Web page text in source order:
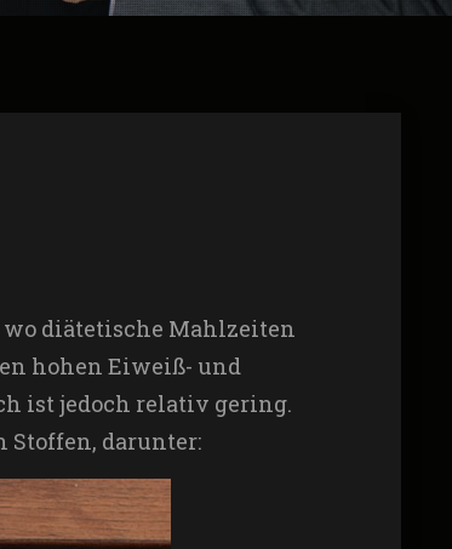
diätetische Mahlzeiten
hohen Eiweiß- und
ist jedoch relativ gering.
Stoffen, darunter: